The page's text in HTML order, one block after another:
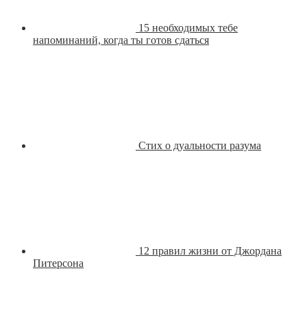
15 необходимых тебе
напоминаний, когда ты готов сдаться
Стих о дуальности разума
12 правил жизни от Джордана
Питерсона